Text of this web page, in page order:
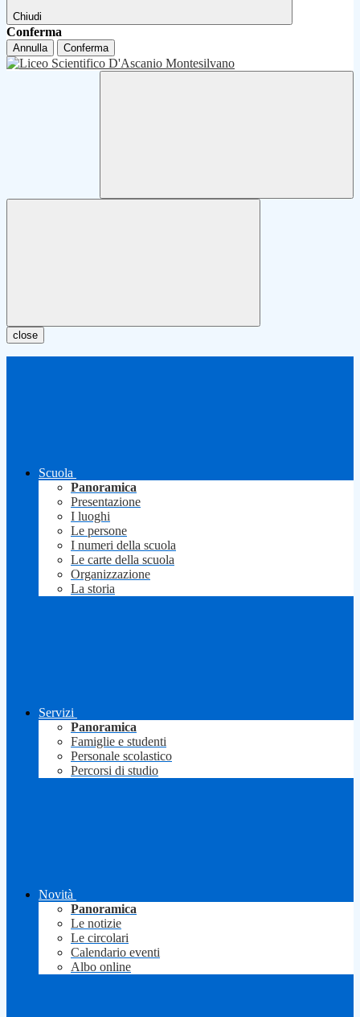
Chiudi
Conferma
Annulla Conferma
close
Scuola
Panoramica
Presentazione
I luoghi
Le persone
I numeri della scuola
Le carte della scuola
Organizzazione
La storia
Servizi
Panoramica
Famiglie e studenti
Personale scolastico
Percorsi di studio
Novità
Panoramica
Le notizie
Le circolari
Calendario eventi
Albo online